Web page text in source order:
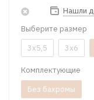
Нашли
Выберите размер
3x5,5
3x6
Комплектующие
Без бахромы